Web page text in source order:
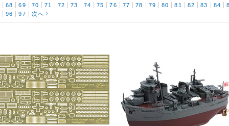
68 69 70 71 72 73 74 75 76 77 78 79 80 81 82 83 84
96 97 次へ